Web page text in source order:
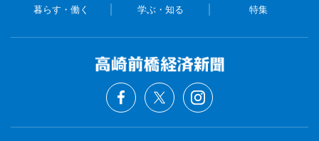
暮らす・働く 学ぶ・知る 特集